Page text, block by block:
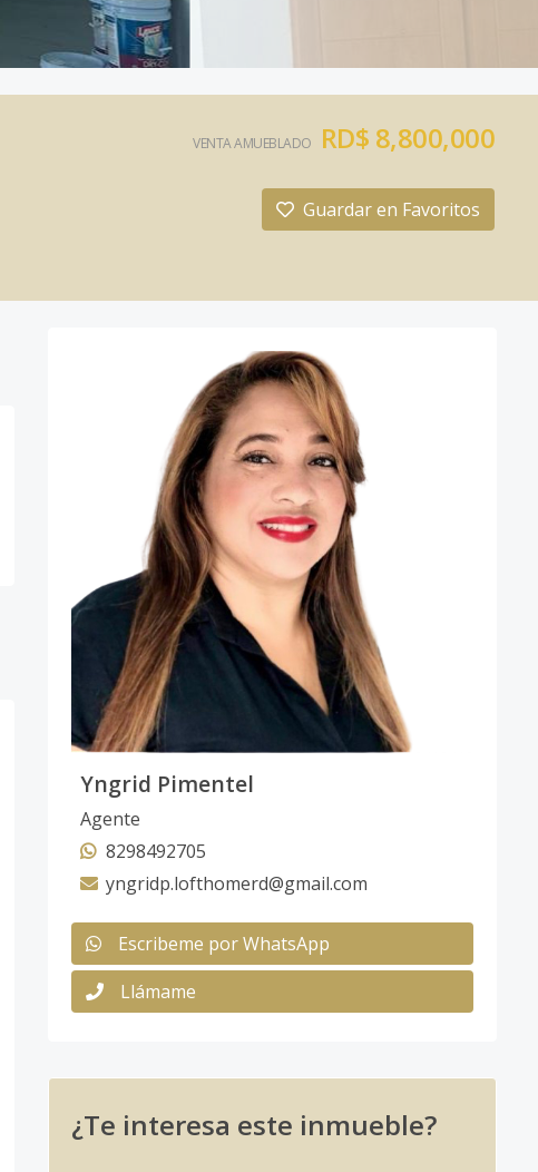
VENTA AMUEBLADO RD$ 8,800,000
Guardar en Favoritos
Yngrid Pimentel
Agente
8298492705
yngridp.lofthomerd@gmail.com
Escribeme por WhatsApp
Llámame
¿Te interesa este inmueble?